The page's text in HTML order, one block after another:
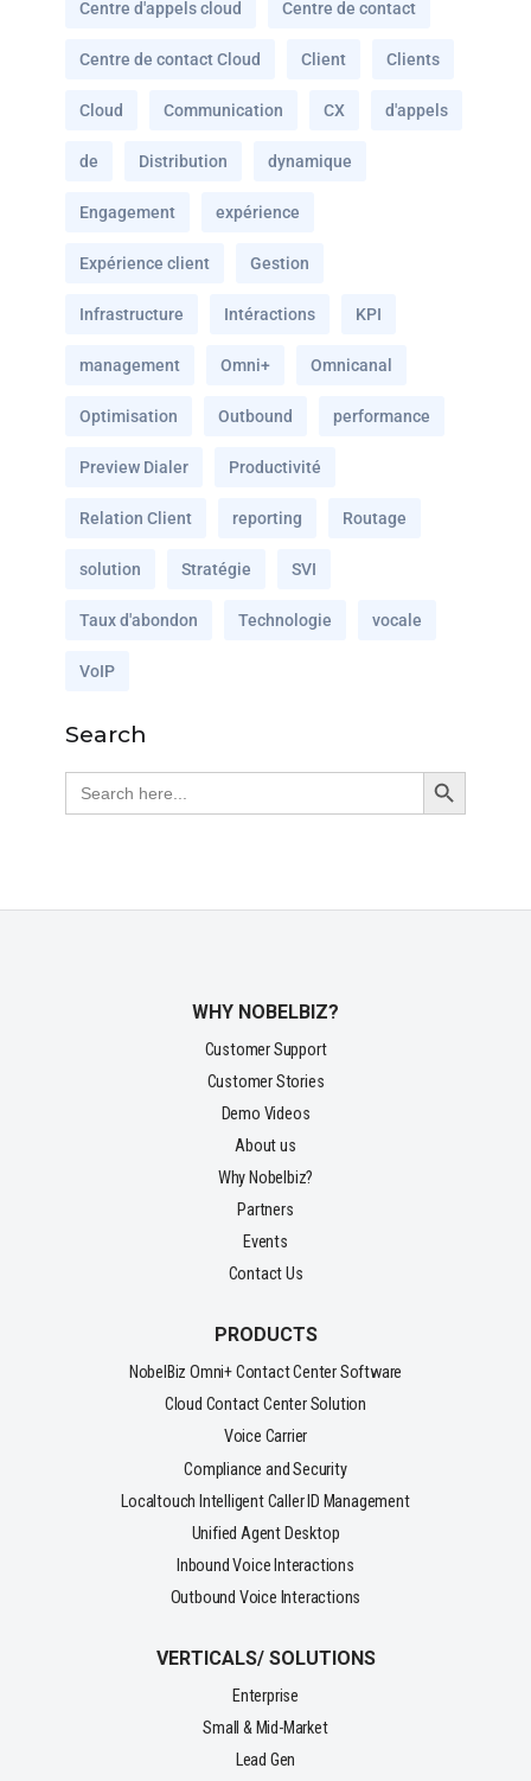
Centre d'appels cloud Centre de contact
Centre de contact Cloud Client Clients
Cloud Communication CX d'appels
de Distribution dynamique
Engagement expérience
Expérience client Gestion
Infrastructure Intéractions KPI
management Omni+ Omnicanal
Optimisation Outbound performance
Preview Dialer Productivité
Relation Client reporting Routage
solution Stratégie SVI
Taux d'abondon Technologie vocale
VoIP
Search
Search
for:
Search Button
WHY NOBELBIZ?
Customer Support
Customer Stories
Demo Videos
About us
Why Nobelbiz?
Partners
Events
Contact Us
PRODUCTS
NobelBiz Omni+ Contact Center Software
Cloud Contact Center Solution
Voice Carrier
Compliance and Security
Localtouch Intelligent Caller ID Management
Unified Agent Desktop
Inbound Voice Interactions
Outbound Voice Interactions
VERTICALS/ SOLUTIONS
Enterprise
Small & Mid-Market
Lead Gen